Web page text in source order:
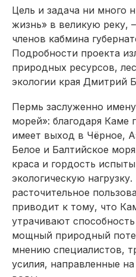
Цель и задача ни много
жизнь» в великую реку,
членов кабмина
Подробности проекта
природных ресурсов,
экологии края Дмитрий
Пермь заслуженно
морей»: благодаря Каме
имеет выход в Чёрное,
Белое и Балтийское
краса и гордость
экологическую
расточительное
приводит к тому, что
утрачивают
мощный природный
мнению специалистов,
усилия, направленные